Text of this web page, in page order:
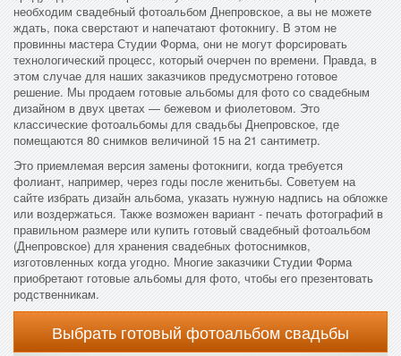
необходим свадебный фотоальбом Днепровское, а вы не можете
ждать, пока сверстают и напечатают фотокнигу. В этом не
провинны мастера Студии Форма, они не могут форсировать
технологический процесс, который очерчен по времени. Правда, в
этом случае для наших заказчиков предусмотрено готовое
решение. Мы продаем готовые альбомы для фото со свадебным
дизайном в двух цветах — бежевом и фиолетовом. Это
классические фотоальбомы для свадьбы Днепровское, где
помещаются 80 снимков величиной 15 на 21 сантиметр.
Это приемлемая версия замены фотокниги, когда требуется
фолиант, например, через годы после женитьбы. Советуем на
сайте избрать дизайн альбома, указать нужную надпись на обложке
или воздержаться. Также возможен вариант - печать фотографий в
правильном размере или купить готовый свадебный фотоальбом
(Днепровское) для хранения свадебных фотоснимков,
изготовленных когда угодно. Многие заказчики Студии Форма
приобретают готовые альбомы для фото, чтобы его презентовать
родственникам.
Выбрать готовый фотоальбом свадьбы